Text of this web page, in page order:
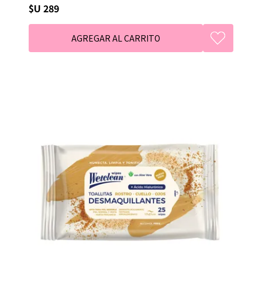
$U 289